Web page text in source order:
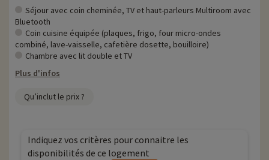
Séjour avec coin cheminée, TV et haut-parleurs Multiroom avec
Bluetooth
Coin cuisine équipée (plaques, frigo, four micro-ondes
combiné, lave-vaisselle, cafetière dosette, bouilloire)
Chambre avec lit double et TV
Plus d'infos
Qu’inclut le prix ?
Indiquez vos critères pour connaitre les
disponibilités de ce logement